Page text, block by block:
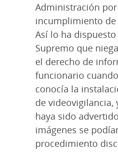
Administración por
incumplimiento
Así lo ha
Supremo que
el derecho de
funcionario
conocía la
de videovigilancia,
haya sido
imágenes se
procedimiento